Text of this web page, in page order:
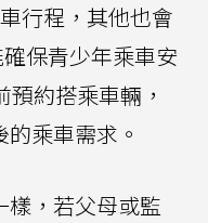
行程，其他也會
保青少年乘車安
約搭乘車輛，
乘車需求。
樣，若父母或監